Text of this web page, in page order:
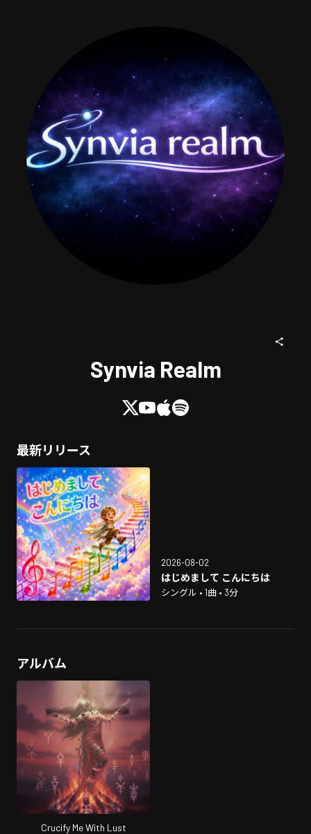
Synvia Realm
最新リリース
2026-08-02
はじめまして こんにちは
シングル • 1曲 • 3分
アルバム
Crucify Me With Lust